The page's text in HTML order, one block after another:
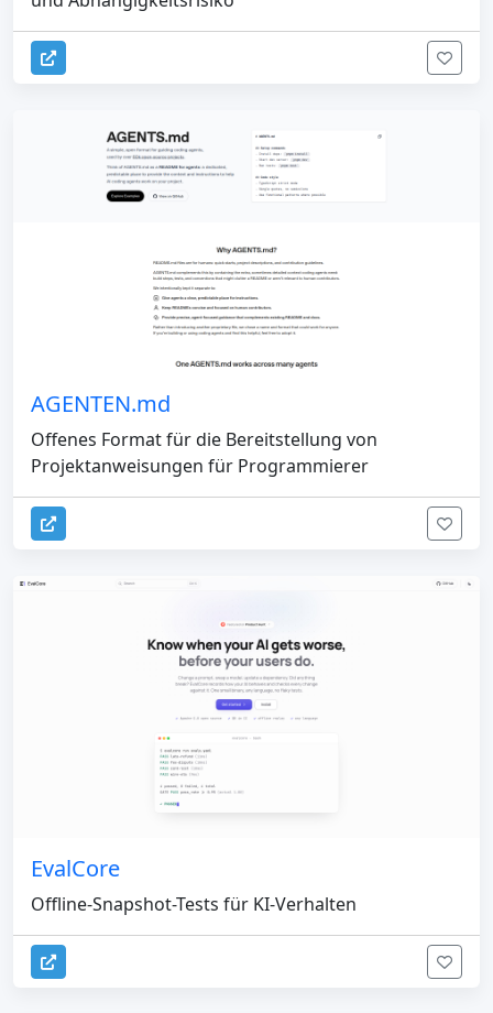
AGENTEN.md
Offenes Format für die Bereitstellung von
Projektanweisungen für Programmierer
EvalCore
Offline-Snapshot-Tests für KI-Verhalten